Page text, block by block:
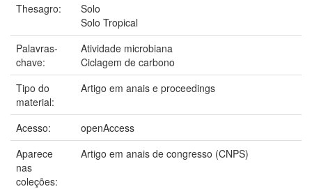
Thesagro:
Solo
Solo Tropical
Palavras-
chave:
Atividade microbiana
Ciclagem de carbono
Tipo do
material:
Artigo em anais e proceedings
Acesso:
openAccess
Aparece
nas
coleções:
Artigo em anais de congresso (CNPS)